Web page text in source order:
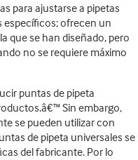
para ajustarse a pipetas
ofrecen un
que se han diseñado, pero
no se requiere máximo
puntas de pipeta
Sin embargo,
se pueden utilizar con
de pipeta universales se
del fabricante. Por lo